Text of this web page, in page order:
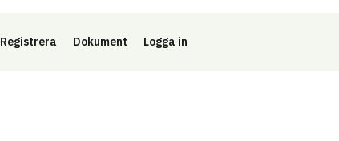
Registrera Dokument Logga in